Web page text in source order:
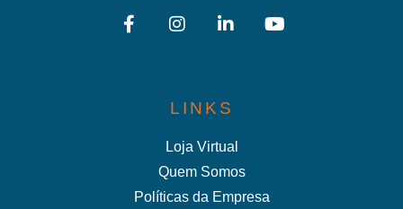
LINKS
Loja Virtual
Quem Somos
Políticas da Empresa